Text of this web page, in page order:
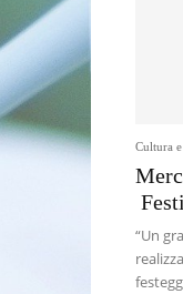
Cultura
“Un